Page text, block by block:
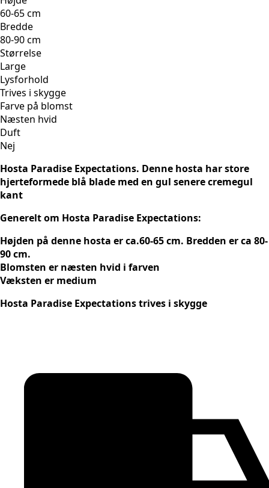
60-65 cm
Bredde
80-90 cm
Størrelse
Large
Lysforhold
Trives i skygge
Farve på blomst
Næsten hvid
Duft
Nej
Hosta Paradise Expectations. Denne hosta har store
hjerteformede blå blade med en gul senere cremegul
kant
Generelt om Hosta Paradise Expectations:
Højden på denne hosta er ca.60-65 cm. Bredden er ca 80-
90 cm.
Blomsten er næsten hvid i farven
Væksten er medium
Hosta Paradise Expectations trives i skygge